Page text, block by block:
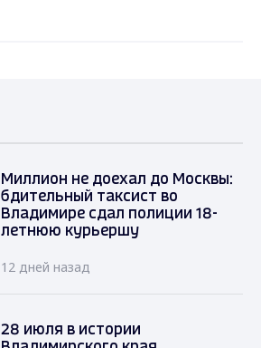
Миллион не доехал до Москвы:
бдительный таксист во
Владимире сдал полиции 18-
летнюю курьершу
12 дней назад
28 июля в истории